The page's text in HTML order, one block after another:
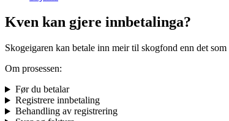
Kven kan gjere innbetalinga?
Skogeigaren kan betale inn meir til skogfond enn det
Om prosessen:
Før du betalar
Registrere innbetaling
Behandling av registrering